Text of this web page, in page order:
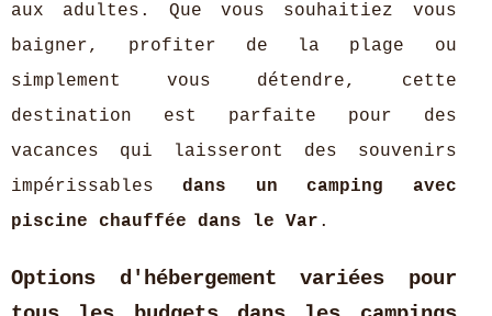
aux adultes. Que vous souhaitiez vous
baigner, profiter de la plage ou
simplement vous détendre, cette
destination est parfaite pour des
vacances qui laisseront des souvenirs
impérissablesdans un camping avec
piscine chauffée dans le Var .
Options d'hébergement variées pour